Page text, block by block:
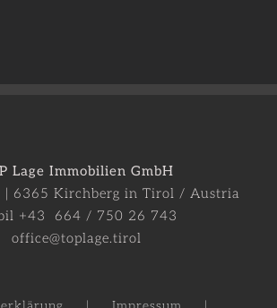
Lage Immobilien GmbH
| 6365 Kirchberg in Tirol / Austria
+43 664 / 750 26 743
office@toplage.tirol